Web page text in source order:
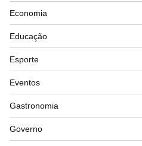
Economia
Educação
Esporte
Eventos
Gastronomia
Governo